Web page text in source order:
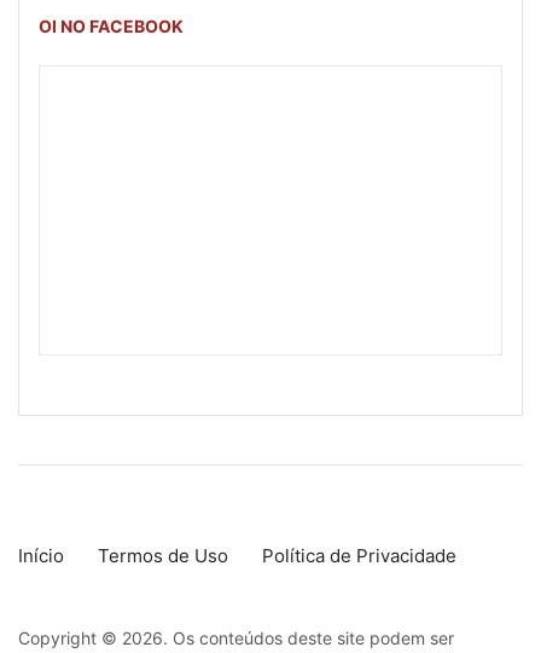
OI NO FACEBOOK
Início Termos de Uso Política de Privacidade
Copyright © 2026. Os conteúdos deste site podem ser